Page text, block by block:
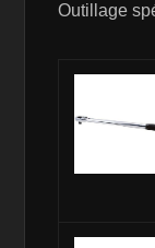
Outillage